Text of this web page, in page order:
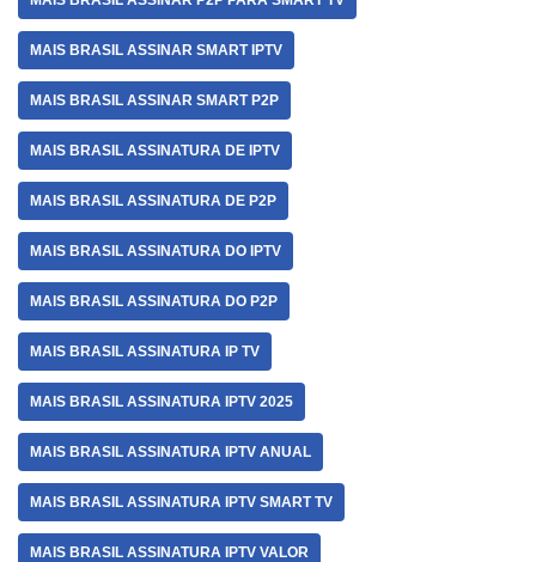
MAIS BRASIL ASSINAR SMART IPTV
MAIS BRASIL ASSINAR SMART P2P
MAIS BRASIL ASSINATURA DE IPTV
MAIS BRASIL ASSINATURA DE P2P
MAIS BRASIL ASSINATURA DO IPTV
MAIS BRASIL ASSINATURA DO P2P
MAIS BRASIL ASSINATURA IP TV
MAIS BRASIL ASSINATURA IPTV 2025
MAIS BRASIL ASSINATURA IPTV ANUAL
MAIS BRASIL ASSINATURA IPTV SMART TV
MAIS BRASIL ASSINATURA IPTV VALOR